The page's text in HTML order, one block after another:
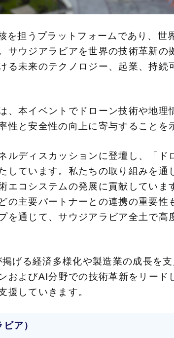
を担うプラットフォームであり、
サウジアラビアを世界の技術革新の
る未来のテクノロジー、起業、持
、本イベントでドローン技術や地理
と安全性の向上に寄与することを
ルディスカッションに登壇し、「
しています。私たちの取り組みを通
エコシステムの発展に貢献していま
の主要パートナーとの連携の重要性
を通じて、サウジアラビア全土で高
げる経済多様化や製造業の成長を
およびAI分野での技術革新をリード
援していきます。
ア）